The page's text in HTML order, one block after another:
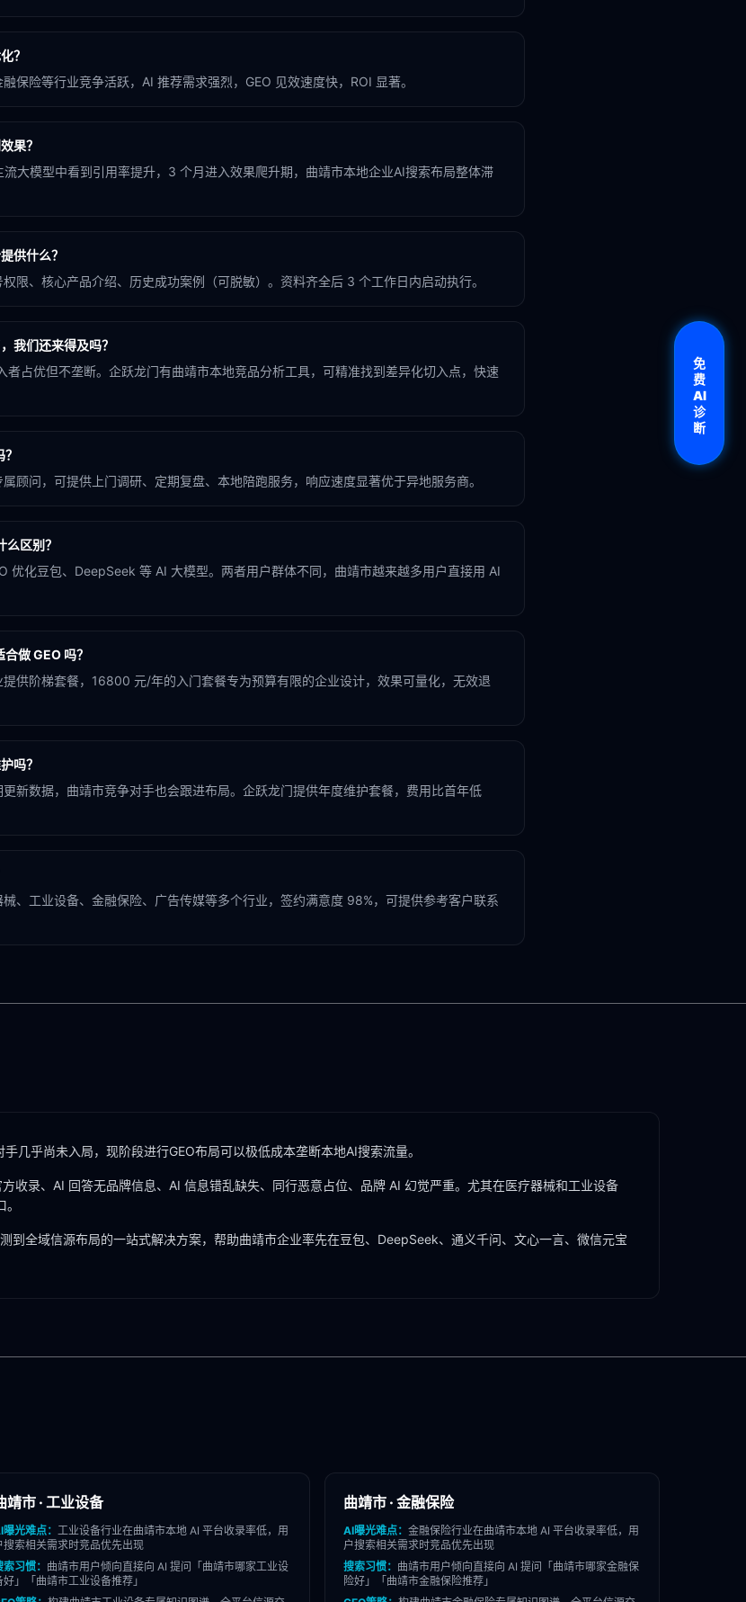
？
保险等行业竞争活跃，AI 推荐需求强烈，GEO 见效速度快，ROI 显著。
果？
大模型中看到引用率提升，3 个月进入效果爬升期，曲靖市本地企业AI搜索布局整体滞
供什么？
限、核心产品介绍、历史成功案例（可脱敏）。资料齐全后 3 个工作日内启动执行。
我们还来得及吗？
者占优但不垄断。企跃龙门有曲靖市本地竞品分析工具，可精准找到差异化切入点，快速
顾问，可提供上门调研、定期复盘、本地陪跑服务，响应速度显著优于异地服务商。
区别？
优化豆包、DeepSeek 等 AI 大模型。两者用户群体不同，曲靖市越来越多用户直接用 AI
做 GEO 吗？
供阶梯套餐，16800 元/年的入门套餐专为预算有限的企业设计，效果可量化，无效退
吗？
新数据，曲靖市竞争对手也会跟进布局。企跃龙门提供年度维护套餐，费用比首年低
、工业设备、金融保险、广告传媒等多个行业，签约满意度 98%，可提供参考客户联系
几乎尚未入局，现阶段进行GEO布局可以极低成本垄断本地AI搜索流量。
收录、AI 回答无品牌信息、AI 信息错乱缺失、同行恶意占位、品牌 AI 幻觉严重。尤其在医疗器械和工业设备
到全域信源布局的一站式解决方案，帮助曲靖市企业率先在豆包、DeepSeek、通义千问、文心一言、微信元宝
靖市 ·工业设备
曝光难点：工业设备行业在曲靖市本地 AI 平台收录率低，用
搜索相关需求时竞品优先出现
索习惯： 曲靖市用户倾向直接向 AI 提问「 曲靖市哪家工业设
好」「 曲靖市工业设备推荐」
曲靖市· 金融保险
AI曝光难点： 金融保险行业在曲靖市本地 AI 平台收录率低，用
户搜索相关需求时竞品优先出现
搜索习惯： 曲靖市用户倾向直接向 AI 提问「 曲靖市哪家金融保
险好」「 曲靖市金融保险推荐」
免
费
AI
诊
断